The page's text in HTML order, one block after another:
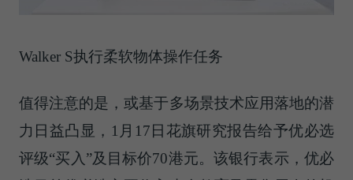
Walker S执行柔软物体操作任务
值得注意的是，或基于多场景技术应用落地的潜
力日益凸显，1月17日花旗研究报告给予优必选
评级“买入”及目标价70港元。该银行表示，优必